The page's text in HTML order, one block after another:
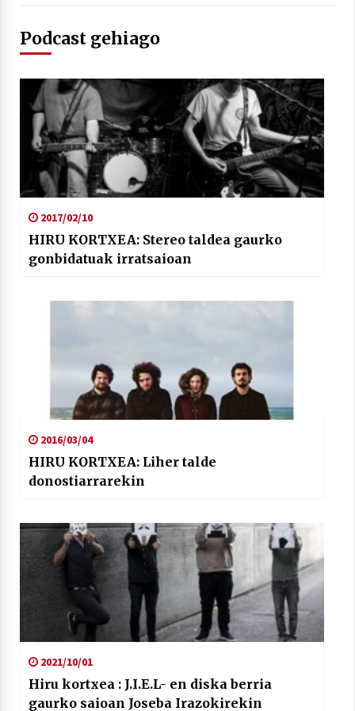
Berria egunkarian elkarrizketa
Arrosaren 20 urteez
2021/07/06
Hala Bedi irratiko Hizpidea saioan
Arrosaren 20 urteez
2021/07/03
Zebrabidearen denboraldi amaiera
Arrosaren laburpen bideoa Hamaika
Podcast gehiago
2017/02/10
HIRU KORTXEA: Stereo taldea gaurko
gonbidatuak irratsaioan
2016/03/04
HIRU KORTXEA: Liher talde
donostiarrarekin
2021/10/01
Hiru kortxea : J.I.E.L- en diska berria
gaurko saioan Joseba Irazokirekin